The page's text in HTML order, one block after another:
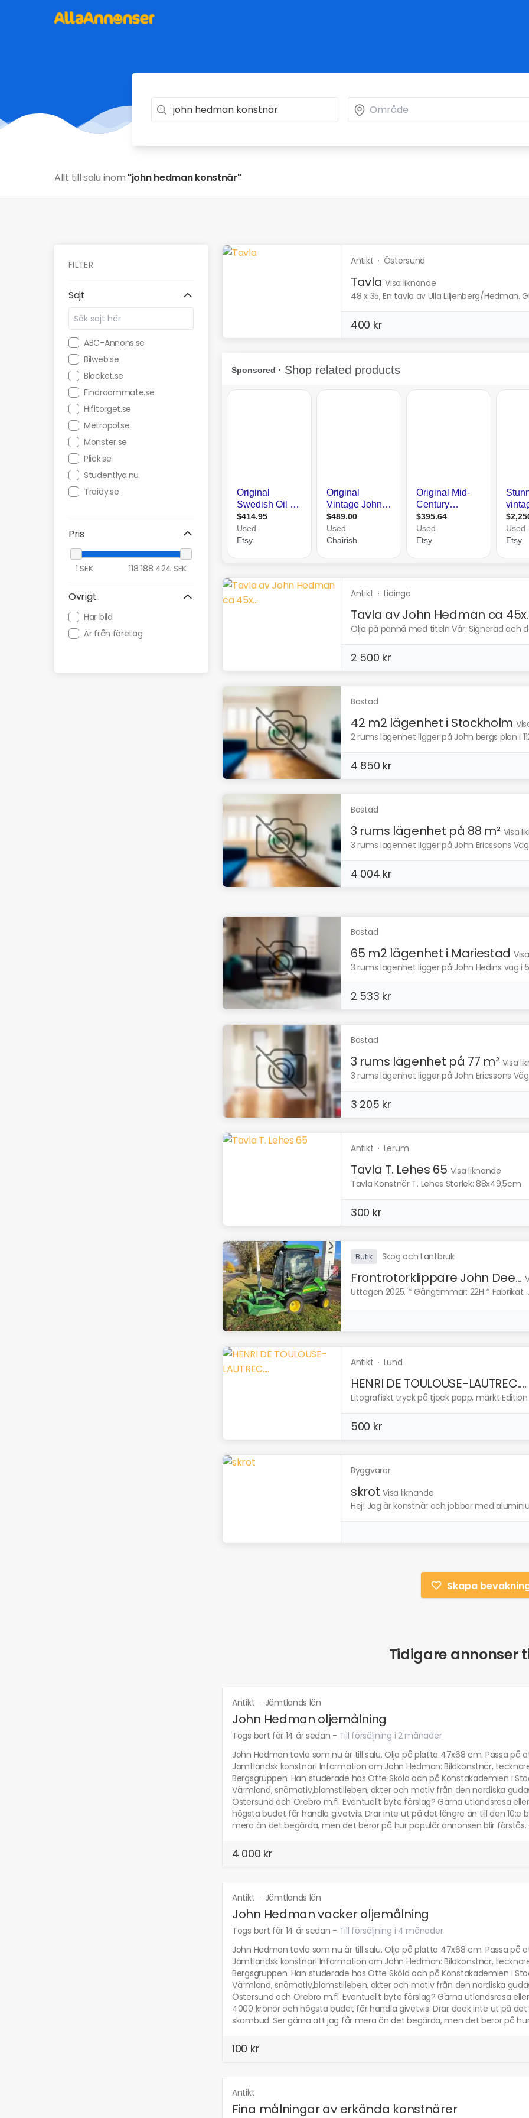
Allt till salu inom "john hedman konstnär"
FILTER
Sajt
ABC-Annons.se
Bilweb.se
Blocket.se
Findroommate.se
Hifitorget.se
Metropol.se
Monster.se
Plick.se
Studentlya.nu
Traidy.se
Pris
1 SEK 118 188 424 SEK
Övrigt
Har bild
Är från företag
Antikt · Östersund
Tavla Visa liknande
48 x 35, En tavla av Ulla Liljenberg/Hedman.
400 kr
Antikt · Lidingö
Tavla av John Hedman ca
Olja på pannå med titeln Vår. Signerad och
2 500 kr
Bostad
42 m2 lägenhet i Stockholm
2 rums lägenhet ligger på John bergs plan i
4 850 kr
Bostad
3 rums lägenhet på 88 m² Visa
3 rums lägenhet ligger på John Ericssons
4 004 kr
Bostad
65 m2 lägenhet i Mariestad
3 rums lägenhet ligger på John Hedins väg i
2 533 kr
Bostad
3 rums lägenhet på 77 m² Visa
3 rums lägenhet ligger på John Ericssons
3 205 kr
Antikt · Lerum
Tavla T. Lehes 65 Visa liknande
Tavla Konstnär T. Lehes Storlek: 88x49,5cm
300 kr
Butik Skog och Lantbruk
Frontrotorklippare John Dee...
Uttagen 2025. * Gångtimmar: 22H * Fabrikat:
Antikt · Lund
HENRI DE TOULOUSE-LAUTREC....
Litografiskt tryck på tjock papp, märkt
500 kr
Byggvaror
skrot Visa liknande
Hej! Jag är konstnär och jobbar med
Skapa
Tidigare annonser
Antikt · Jämtlands län
John Hedman oljemålning
Togs bort för 14 år sedan - Till försäljning i 2 månader
John Hedman tavla som nu är till salu. Olja på platta 47x68 cm. Passa på
Jämtländsk konstnär! Information om John Hedman: Bildkonstnär,
Bergsgruppen. Han studerade hos Otte Sköld och på Konstakademien i
Värmland, snömotiv,blomstilleben, akter och motiv från den nordiska
Östersund och Örebro m.fl. Eventuellt byte förslag? Gärna utlandsresa
högsta budet får handla givetvis. Drar inte ut på det längre än till den
mera än det begärda, men det beror på hur populär annonsen blir
4 000 kr
Antikt · Jämtlands län
John Hedman vacker oljemålning
Togs bort för 14 år sedan - Till försäljning i 4 månader
John Hedman tavla som nu är till salu. Olja på platta 47x68 cm. Passa på
Jämtländsk konstnär! Information om John Hedman: Bildkonstnär,
Bergsgruppen. Han studerade hos Otte Sköld och på Konstakademien i
Värmland, snömotiv,blomstilleben, akter och motiv från den nordiska
Östersund och Örebro m.fl. Eventuellt byte förslag? Gärna utlandsresa
4000 kronor och högsta budet får handla givetvis. Drar dock inte ut på
skambud. Ser gärna att jag får mera än det begärda, men det beror på
100 kr
Antikt
Fina målningar av erkända konstnärer